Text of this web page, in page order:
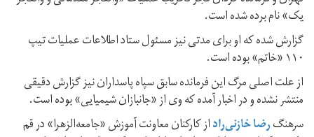
یک» نام برده شده است.
گزارش شده که او برای مدتی نیز مسئول ستاد اطلاعات عملیات تیپ
۱۱۰ «خاتم» بوده است.
از علت اصلی مرگ این فرمانده سابق سپاه پاسداران نیز گزارش دقیقی
منتشر نشده و در اخبار آمده که وی از «جانبازان شیمیایی» بوده است.
سرهنگرضا خازنی‌راداز کارکنان معاونت آموزش «جامعه‌الزهرا» در قم